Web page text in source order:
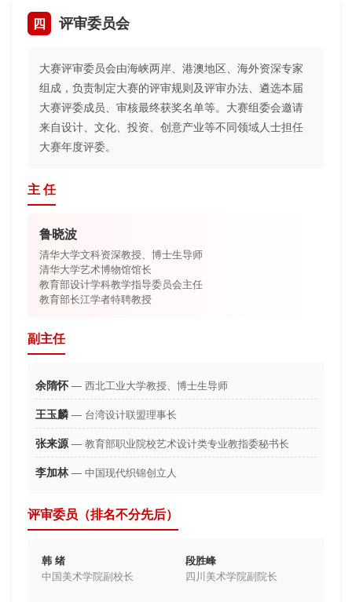
四 评审委员会
大赛评审委员会由海峡两岸、港澳地区、海外资深专家
组成，负责制定大赛的评审规则及评审办法、遴选本届
大赛评委成员、审核最终获奖名单等。大赛组委会邀请
来自设计、文化、投资、创意产业等不同领域人士担任
大赛年度评委。
主 任
鲁晓波
清华大学文科资深教授、博士生导师
清华大学艺术博物馆馆长
教育部设计学科教学指导委员会主任
教育部长江学者特聘教授
副主任
余隋怀 — 西北工业大学教授、博士生导师
王玉麟 — 台湾设计联盟理事长
张来源 — 教育部职业院校艺术设计类专业教指委秘书长
李加林 — 中国现代织锦创立人
评审委员（排名不分先后）
韩 绪
中国美术学院副校长
段胜峰
四川美术学院副院长